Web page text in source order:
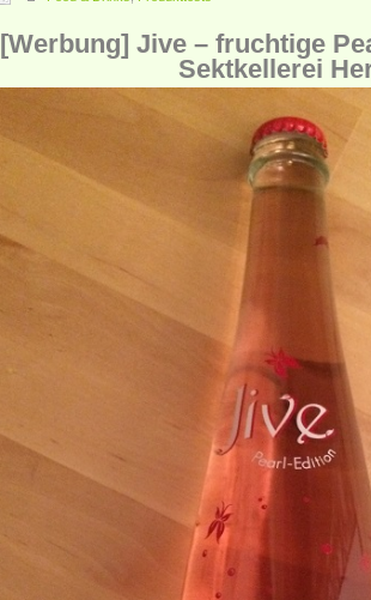
[Werbung] Jive – fruchtige
Sektkellerei